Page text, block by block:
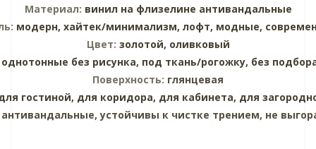
Материал: винил на флизелине антивандальные
модерн, хайтек/минимализм, лофт, модные,
Цвет: золотой, оливковый
однотонные без рисунка, под ткань/рогожку, без
Поверхность: глянцевая
гостиной, для коридора, для кабинета, для
антивандальные, устойчивы к чистке трением, не